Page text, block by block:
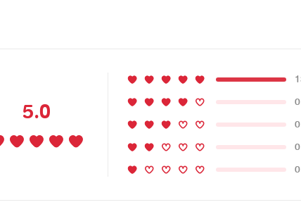
เรื่องนี้มีทุกอย่าง ยกเว้น...สติของพระเอก
5.0
0
0
0
0